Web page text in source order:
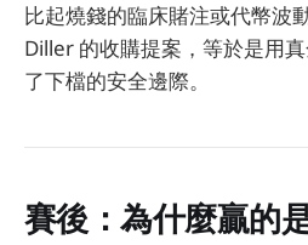
比起燒錢的臨床賭注或代幣波
Diller 的收購提案，等於是用
了下檔的安全邊際。
賽後：為什麼贏的